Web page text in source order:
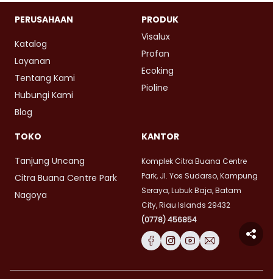
PERUSAHAAN
Katalog
Layanan
Tentang Kami
Hubungi Kami
Blog
PRODUK
Visalux
Profan
Ecoking
Pioline
TOKO
Tanjung Uncang
Citra Buana Centre Park
Nagoya
KANTOR
Komplek Citra Buana Centre
Park, Jl. Yos Sudarso, Kampung
Seraya, Lubuk Baja, Batam
City, Riau Islands 29432
(0778) 456854